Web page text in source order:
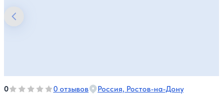
0Оценка, количество звезд:0
0 отзывов Россия, Ростов-на-Дону